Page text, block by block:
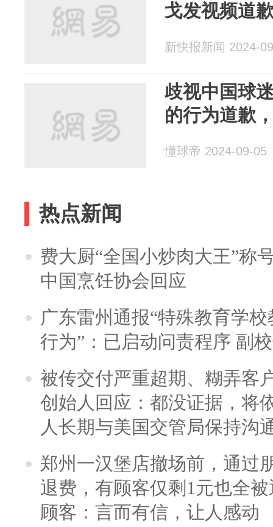
戈发视频道
新快报新闻 2024-
歧视中国球
的行为道歉
懂球帝 2024-09-05
热点新闻
费大厨“全国小炒肉大王”称
中国烹饪协会回应
广东雷州通报“特殊教育学
行为”：已启动问责程序 副
被传交付严重超期、糊弄客
创始人回应：都没证据，将
人长期与美国交管局保持沟
郑州一汉堡店撤场前，通过
退费，有顾客仅剩1元也全
顾客：言而有信，让人感动